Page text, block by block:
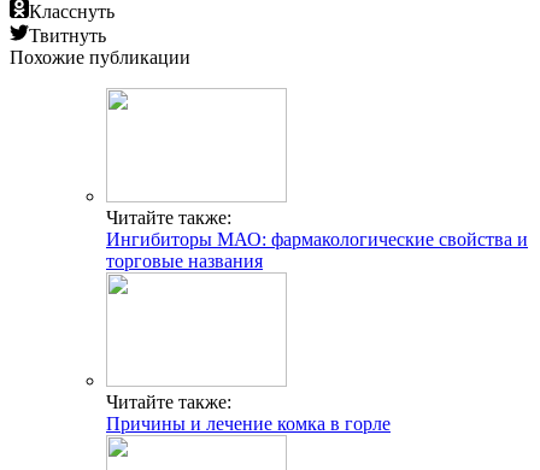
Класснуть
Твитнуть
Похожие публикации
Читайте также:
Ингибиторы МАО: фармакологические свойства и
торговые названия
Читайте также:
Причины и лечение комка в горле